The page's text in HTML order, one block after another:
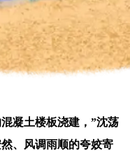
凝土楼板浇建，”沈荡
、风调雨顺的夸姣寄